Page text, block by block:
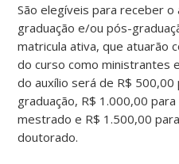
São elegíveis para receber
graduação e/ou pós-
matricula ativa, que atuarão
do curso como ministrantes
do auxílio será de R$
graduação, R$ 1.000,00
mestrado e R$ 1.500,00
doutorado.